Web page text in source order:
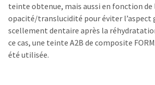
teinte obtenue, mais aussi en fonction de
opacité/translucidité pour éviter l’aspect
scellement dentaire après la
ce cas, une teinte A2B de composite
été utilisée.